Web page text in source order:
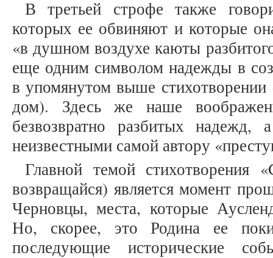
В третьей строфе также
которых ее обвиняют и которые
«в душном воздухе каюты
еще одним символом надежды в
в упомянутом выше
дом). Здесь же наше
безвозвратно разбитых надежд,
неизвестными самой автору
Главной темой
возвращайся) является момент
Черновцы, места, которые
Но, скорее, это Родина ее
последующие исторические